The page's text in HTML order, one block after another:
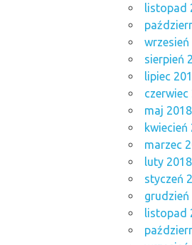
listopad
wrzesień
sierpień
lipiec
czerwiec
maj 2018
kwiecień
marzec
luty 2018
styczeń
grudzień
listopad